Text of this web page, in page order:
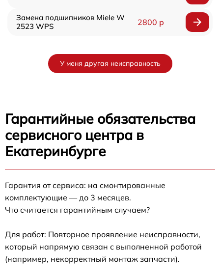
Замена подшипников Miele W
2523 WPS
2800 р
У меня другая неисправность
Гарантийные обязательства
сервисного центра в
Екатеринбурге
Гарантия от сервиса: на смонтированные
комплектующие — до 3 месяцев.
Что считается гарантийным случаем?
Для работ: Повторное проявление неисправности,
который напрямую связан с выполненной работой
(например, некорректный монтаж запчасти).